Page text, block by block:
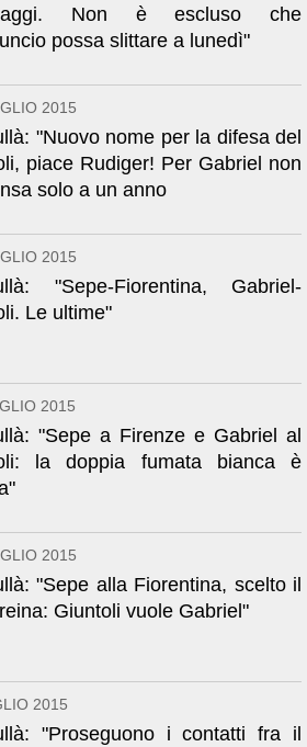
Non è escluso che
possa slittare a lunedì"
2015
"Nuovo nome per la difesa del
piace Rudiger! Per Gabriel non
solo a un anno
2015
"Sepe-Fiorentina, Gabriel-
Le ultime"
2015
"Sepe a Firenze e Gabriel al
la doppia fumata bianca è
2015
"Sepe alla Fiorentina, scelto il
Giuntoli vuole Gabriel"
2015
"Proseguono i contatti fra il